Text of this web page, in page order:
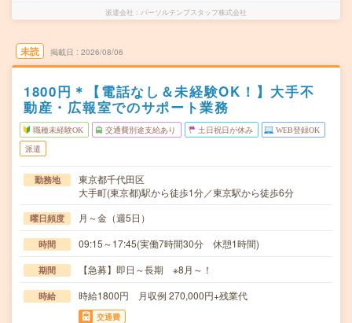
派遣会社 パーソルテンプスタッフ株式会社
未読 掲載日 2026/08/06
1800円＊【電話なし＆未経験OK！】大手不
動産・広報室でのサポート業務
職種未経験OK 交通費別途支給あり 土日祝日が休み WEB登録OK
派遣
勤務地
東京都千代田区
大手町(東京都)駅から徒歩1分／東京駅から徒歩6分
曜日頻度 月～金（週5日）
時間 09:15～17:45(実働7時間30分 休憩1時間)
期間 【急募】即日～長期 ※8月～！
時給 時給1800円 月収例 270,000円+残業代
交通費